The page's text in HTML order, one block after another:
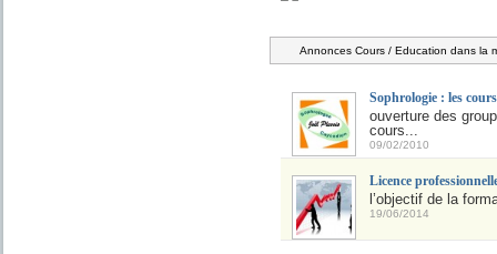
Annonces Cours / Education dans la
Sophrologie : les
ouverture des
cours...
09/02/2010
Licence
l’objectif de la
19/06/2014